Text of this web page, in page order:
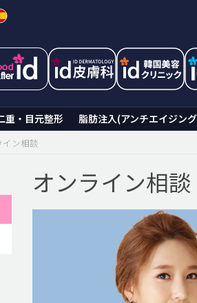
重・目元整形 脂肪注入(アンチエイジン
イン相談
オンライン相談